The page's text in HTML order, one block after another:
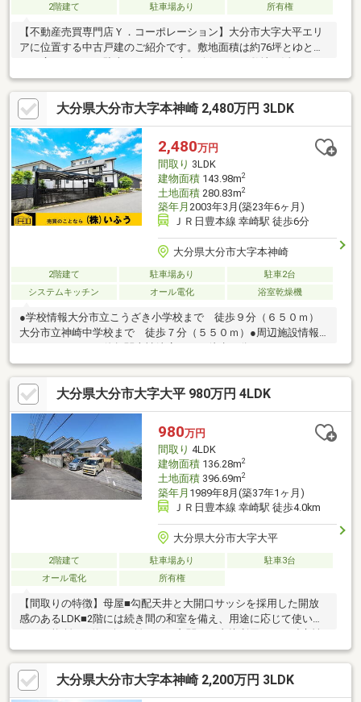
2階建て 駐車場あり 所有権
【不動産売買専門店Ｙ．コーポレーション】大分市大字大平エリ
アに位置する中古戸建のご紹介です。敷地面積は約76坪とゆとり
ある広さがあり、駐車スペースや庭の確保など、敷地を活かした
使い方が可能です。建物は落ち着いた住環境に調和した住まい
で、ご家族での生活にも対応しやすい間取りとなっています。敷
地に余裕があるため、ガーデニングや家庭菜園など、趣味のスペ
ースとしての活用もご検討いただけます。当社は大分市内の不動
産売買専門店です。土日祝日も営業しております。是非お気軽に
お問い合わせください。【ナビ検索：大分市大字大平572-1付近】
大分県大分市大字本神崎 2,480万円 3LDK
2,480万円
間取り 3LDK
建物面積143.98m2
土地面積280.83m2
築年月 2003年3月(築23年6ヶ月)
ＪＲ日豊本線 幸崎駅 徒歩6分
大分県大分市大字本神崎
2階建て 駐車場あり
駐車2台
システムキッチン
オール電化 浴室乾燥機
●学校情報大分市立こうざき小学校まで 徒歩９分（６５０ｍ）
大分市立神崎中学校まで 徒歩７分（５５０ｍ）●周辺施設情報
ハザードマップ情報本物件はハザードマップによる浸水想定区域
には指定されていませんが、指定されていない区域においても浸
水が発生する場合があります。＼土日祝日も営業中！／＜メール
登録で優先的に新着物件配信可能です！＞不動産売買は『株式会
社いふう』にお任せください！株式会社いふう〒８７０－００４
４ 大分市舞鶴町１－３－３０ＴＥＬ：０９７－５３３－２０２
２ ＦＡＸ：０９７－５２９－７１６０
大分県大分市大字大平 980万円 4LDK
980万円
間取り 4LDK
建物面積136.28m2
土地面積396.69m2
築年月 1989年8月(築37年1ヶ月)
ＪＲ日豊本線 幸崎駅 徒歩4.0km
大分県大分市大字大平
2階建て 駐車場あり
駐車3台
オール電化
所有権
【間取りの特徴】母屋■勾配天井と大開口サッシを採用した開放
感のあるLDK■2階には続き間の和室を備え、用途に応じて使い分
けが可能 離れ■約15坪の離れは、玄関から直接利用できる独立性
のある間取り引戸でつながる2部屋の和室を備え、広々と使用でき
ます【周辺環境】■道の駅さがのせきまで160m■ファミリーマー
ト佐賀関本神崎店まで3.3km■大分市立こうざき小学校まで3km■
大分市立神崎中学校まで3.6km【営業時間】9：00～18：00この時
大分県大分市大字本神崎 2,200万円 3LDK